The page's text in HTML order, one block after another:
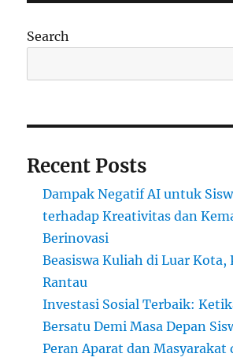
Search
Recent Posts
Dampak Negatif AI untuk
terhadap Kreativitas dan
Berinovasi
Beasiswa Kuliah di Luar Kota,
Rantau
Investasi Sosial Terbaik:
Bersatu Demi Masa Depan
Peran Aparat dan Masyarakat